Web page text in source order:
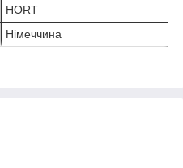
HORT
Німеччина